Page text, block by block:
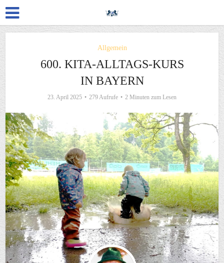
Allgemein
600. KITA-ALLTAGS-KURS
IN BAYERN
23. April 2025 279 Aufrufe 2 Minuten zum Lesen